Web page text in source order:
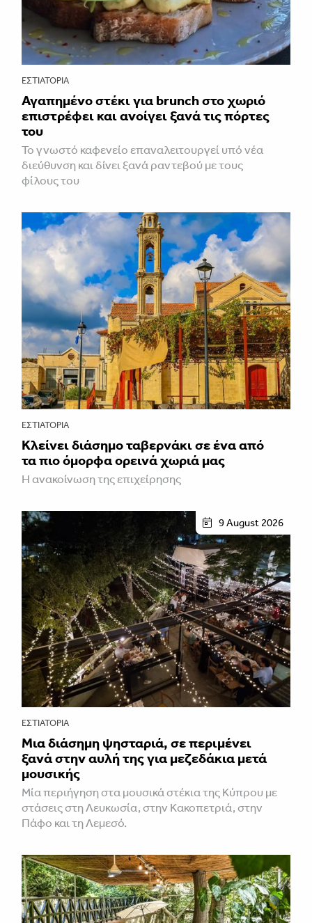
ΕΣΤΙΑΤΌΡΙΑ
Αγαπημένο στέκι για brunch στο χωριό
επιστρέφει και ανοίγει ξανά τις πόρτες
του
Το γνωστό καφενείο επαναλειτουργεί υπό νέα
διεύθυνση και δίνει ξανά ραντεβού με τους
φίλους του
ΕΣΤΙΑΤΌΡΙΑ
Κλείνει διάσημο ταβερνάκι σε ένα από
τα πιο όμορφα ορεινά χωριά μας
Η ανακοίνωση της επιχείρησης
9 August 2026
ΕΣΤΙΑΤΌΡΙΑ
Μια διάσημη ψησταριά, σε περιμένει
ξανά στην αυλή της για μεζεδάκια μετά
μουσικής
Μία περιήγηση στα μουσικά στέκια της Κύπρου με
στάσεις στη Λευκωσία, στην Κακοπετριά, στην
Πάφο και τη Λεμεσό.